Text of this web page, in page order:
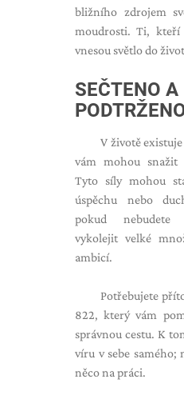
bližního zdrojem
moudrosti. Ti,
vnesou světlo do
SEČTENO A
V životě
vám mohou
Tyto síly mohou
úspěchu nebo
pokud
vykolejit velké
ambicí.
Potřebujete
822, který vám
správnou cestu. K
víru v sebe samého;
něco na práci.